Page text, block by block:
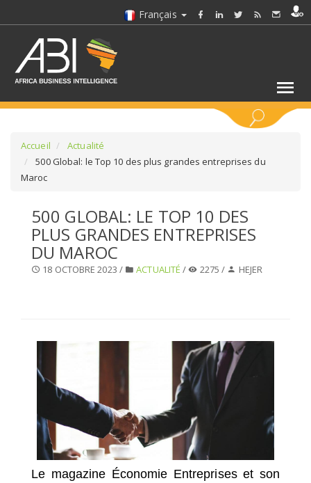
Français
SÉLECTIONNEZ UN DOSSIER
SELECTIONNEZ UNE SECTION
Accueil
Actualité
500 Global: le Top 10 des plus grandes entreprises du
Maroc
500 GLOBAL: LE TOP 10 DES
PLUS GRANDES ENTREPRISES
DU MAROC
18 OCTOBRE 2023 / ACTUALITÉ / 2275 / HEJER
Le magazine Économie Entreprises et son